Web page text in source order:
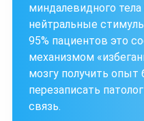
миндалевидного
нейтральные
95% пациентов это
механизмом
мозгу получить опыт
перезаписать
связь.